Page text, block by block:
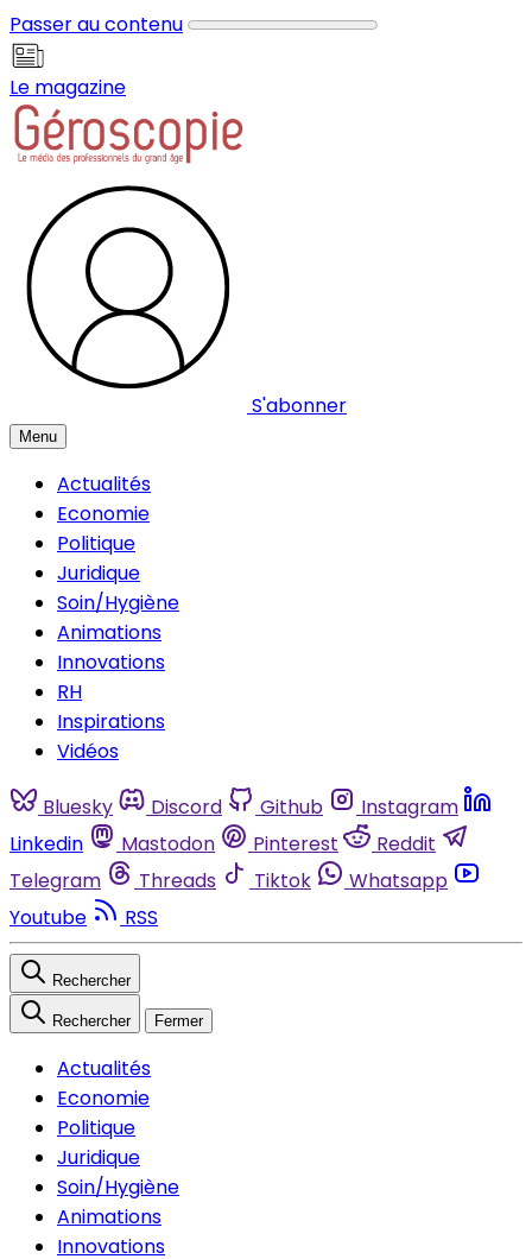
Passer au contenu
Le magazine
S'abonner
Menu
Actualités
Economie
Politique
Juridique
Soin/Hygiène
Animations
Innovations
RH
Inspirations
Vidéos
Bluesky Discord Github
Instagram
Linkedin
Mastodon Pinterest
Reddit
Telegram
Threads Tiktok
Whatsapp
Youtube
RSS
Rechercher
Rechercher Fermer
Actualités
Economie
Politique
Juridique
Soin/Hygiène
Animations
Innovations
Panneau de gestion des cookies